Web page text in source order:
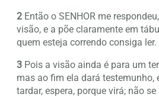
2 Então o SENHOR me
visão, e a põe claramente em
quem esteja correndo consiga ler.
3 Pois a visão ainda é para um
mas ao fim ela dará testemunho,
tardar, espera, porque virá; não